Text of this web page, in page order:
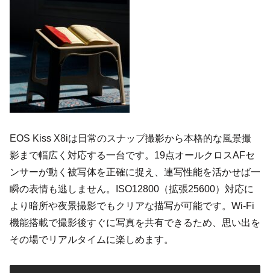
EOS Kiss X8iは日常のスナップ撮影から本格的な風景撮
影まで幅広く対応する一台です。19点オールクロスAFセ
ンサーが動く被写体を正確に捉え、連写性能を活かせば一
瞬の表情も逃しません。ISO12800（拡張25600）対応に
より暗所や夜景撮影でもクリアな描写が可能です。Wi-Fi
機能搭載で撮影後すぐに写真を共有できるため、思い出を
その場でリアルタイムに楽しめます。